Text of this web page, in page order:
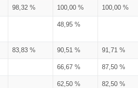
98,32 % 100,00 % 100,00 %
48,95 %
83,83 % 90,51 % 91,71 %
66,67 % 87,50 %
62,50 % 82,50 %